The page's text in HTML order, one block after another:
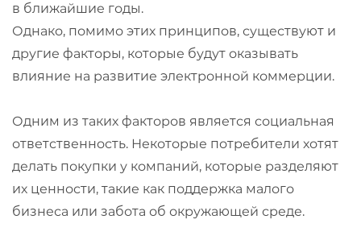
в ближайшие годы.
Однако, помимо этих принципов, существуют и
другие факторы, которые будут оказывать
влияние на развитие электронной коммерции.
Одним из таких факторов является социальная
ответственность. Некоторые потребители хотят
делать покупки у компаний, которые разделяют
их ценности, такие как поддержка малого
бизнеса или забота об окружающей среде.